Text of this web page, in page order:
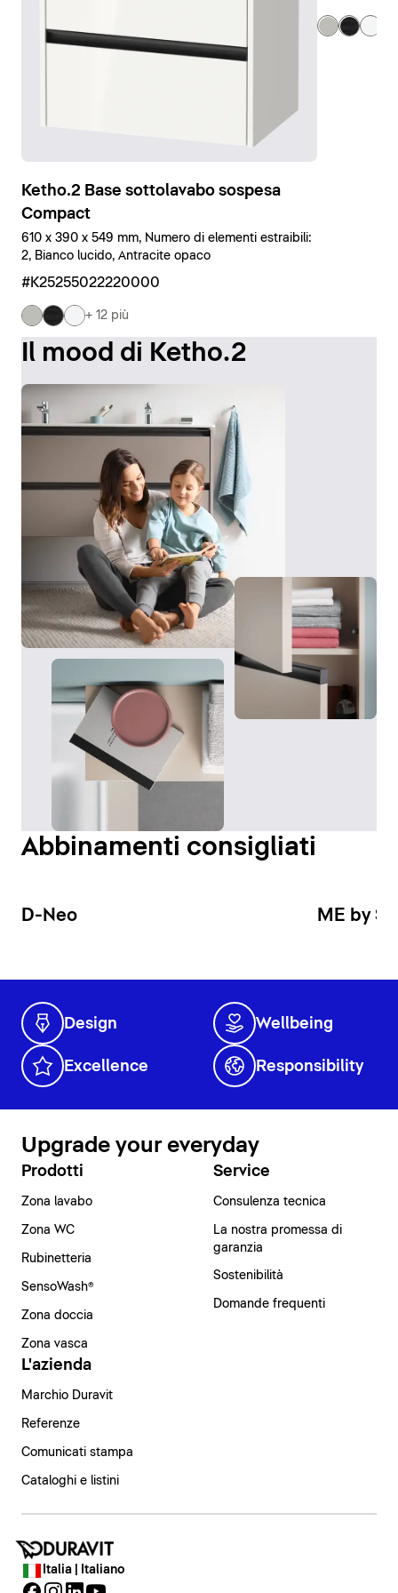
Ketho.2 Base sottolavabo sospesa
Compact
610 x 390 x 549 mm, Numero di elementi estraibili:
2, Bianco lucido, Antracite opaco
#K25255022220000
+ 12 più
Il mood di Ketho.2
Abbinamenti consigliati
D-Neo ME by
Design Wellbeing
Excellence Responsibility
Upgrade your everyday
Prodotti
Zona lavabo
Zona WC
Rubinetteria
SensoWash®
Zona doccia
Zona vasca
Service
Consulenza tecnica
La nostra promessa di
garanzia
Sostenibilità
Domande frequenti
L'azienda
Marchio Duravit
Referenze
Comunicati stampa
Cataloghi e listini
Italia | Italiano